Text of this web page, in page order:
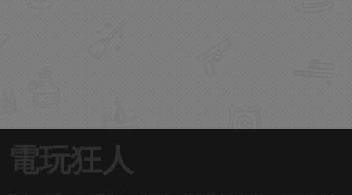
電玩狂人